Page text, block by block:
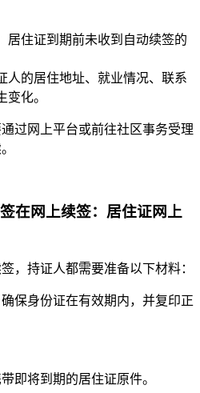
居住证到期前未收到自动续签的
人的居住地址、就业情况、联系
变化。
过网上平台或前往社区事务受理
在网上续签： 居住证网上
，持证人都需要准备以下材料：
确保身份证在有效期内，并复印正
即将到期的居住证原件。